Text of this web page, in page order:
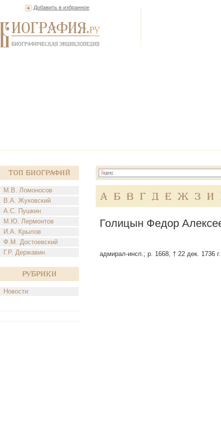
Добавить в избранное
Топ Биографий
М.В. Ломоносов
В.А. Жуковский
А.С. Пушкин
М.Ю. Лермонтов
И.А. Крылов
Ф.М. Достоевский
Г.Р. Державин
Рубрики
Новости
А Б В Г Д Е Ж З И
Голицын Федор
адмирал-инсп.; р. 1668, † 22 дек. 1736